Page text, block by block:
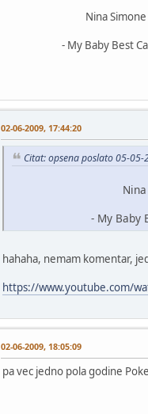
Nina Simone
- My Baby Best
02-06-2009, 17:44:20
Citat: opsena poslato 05-
Nina
- My Baby Best
hahaha, nemam komentar,
https://www.youtube.com/
02-06-2009, 18:05:09
pa vec jedno pola godine